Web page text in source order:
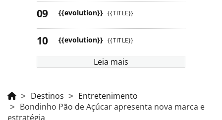
{{evolution}} {{TITLE}}
{{evolution}} {{TITLE}}
Leia mais
Destinos
Entretenimento
Bondinho Pão de Açúcar apresenta nova marca e
estratégia